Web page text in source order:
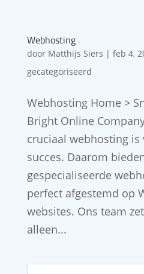
Webhosting
door Matthijs Siers | feb 4,
gecategoriseerd
Webhosting Home >
Bright Online
cruciaal webhosting
succes. Daarom
gespecialiseerde
perfect afgestemd op
websites. Ons team
alleen...